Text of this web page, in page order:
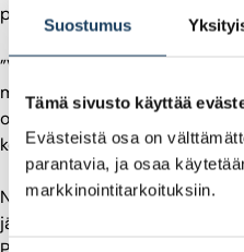
Suostumus
Tämä sivusto käyttää
Evästeistä osa on
parantavia, ja osaa
markkinointitarkoituksiin.
pörssiyhtiöitä.
”Vertasimme uusia tietoja
miltei käsi kädessä. Unitas-
osinkotuottoja, joten
korkeammalla”, kuvailee
Nybergin ja Vaihekosken
jälkeiselle ajalle on olemassa